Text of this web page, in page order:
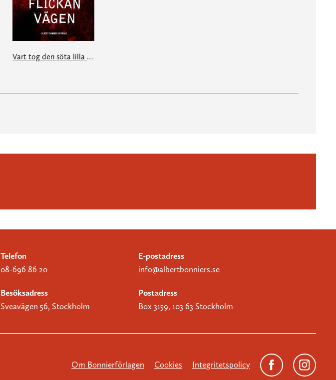
Vart tog den söta lilla flickan vägen
Telefon
08-696 86 20
E-postadress
info@albertbonniers.se
Besöksadress
Sveavägen 56, Stockholm
Postadress
Box 3159, 103 63 Stockholm
Om Bonnierförlagen Cookies Integritetspolicy